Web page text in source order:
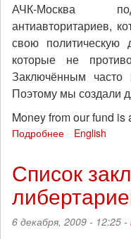
АЧК-Москва
антиавторитариев,
свою политическую
которые не
Заключённым часто
Поэтому мы создали
Money from our fund is
Подробнее
Чёрный
-
Москва!
English
Список
6 декабря, 2009 - 12:25 -